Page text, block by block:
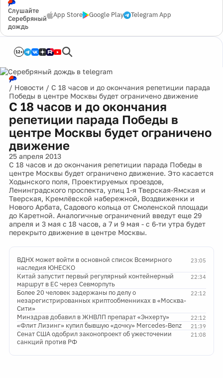
Слушайте
Серебряный
дождь
App Store Google Play Telegram App
12+
/ Новости / С 18 часов и до окончания репетиции парада
Победы в центре Москвы будет ограничено движение
С 18 часов и до окончания
репетиции парада Победы в
центре Москвы будет ограничено
движение
25 апреля 2013
С 18 часов и до окончания репетиции парада Победы в
центре Москвы будет ограничено движение. Это касается
Ходынского поля, Проектируемых проездов,
Ленинградского проспекта, улиц 1-я Тверская-Ямская и
Тверская, Кремлёвской набережной, Воздвиженки и
Нового Арбата, Садового кольца от Смоленской площади
до Каретной. Аналогичные ограничений введут еще 29
апреля и 3 мая с 18 часов, а 7 и 9 мая - с 6-ти утра будет
перекрыто движение в центре Москвы.
23:05
ВДНХ может войти в основной список Всемирного
наследия ЮНЕСКО
22:34
Китай запустит первый регулярный контейнерный
маршрут в ЕС через Севморпуть
22:12
Более 20 человек задержаны по делу о
незарегистрированных криптообменниках в «Москва-
Сити»
22:12
Минздрав добавил в ЖНВЛП препарат «Энхерту»
21:39
«Флит Лизинг» купил бывшую «дочку» Mercedes-Benz
21:08
Сенат США одобрил законопроект об ужесточении
санкций против РФ